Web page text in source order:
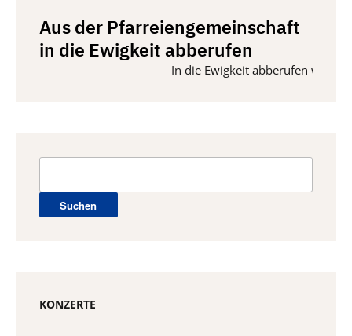
Aus der Pfarreiengemeinschaft
in die Ewigkeit abberufen
In die Ewigkeit abberufen wurden
KONZERTE